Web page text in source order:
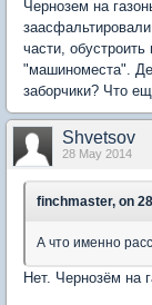
Чернозем на
части,
"машиноместа".
заборчики? Что
Shvetsov
28 May 2014
finchmaster, on
А что именно
Нет. Чернозём на